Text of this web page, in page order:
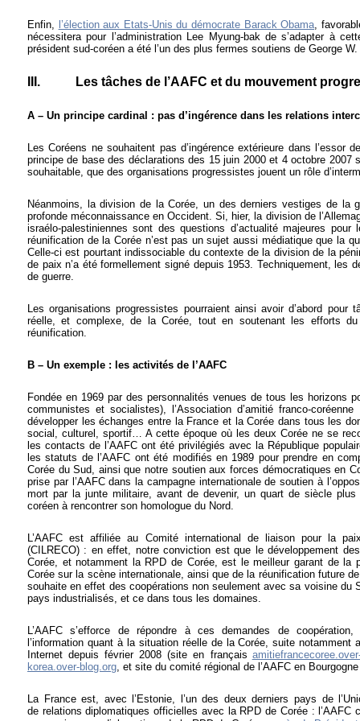
Enfin, l’élection aux Etats-Unis du démocrate Barack Obama ,
nécessitera pour l’administration Lee Myung-bak de s’adapter à
président sud-coréen a été l’un des plus fermes soutiens de George
III. Les tâches de l’AAFC et du mouvement
A – Un principe cardinal : pas d’ingérence dans les relations
Les Coréens ne souhaitent pas d’ingérence extérieure dans l’essor
principe de base des déclarations des 15 juin 2000 et 4 octobre 2007
souhaitable, que des organisations progressistes jouent un rôle
Néanmoins, la division de la Corée, un des derniers vestiges de la
profonde méconnaissance en Occident. Si, hier, la division de
israélo-palestiniennes sont des questions d’actualité majeures
réunification de la Corée n’est pas un sujet aussi médiatique que la
Celle-ci est pourtant indissociable du contexte de la division de la
de paix n’a été formellement signé depuis 1953. Techniquement, les
de guerre.
Les organisations progressistes pourraient ainsi avoir d’abord pour
réelle, et complexe, de la Corée, tout en soutenant les efforts
réunification.
B – Un exemple : les activités de l’AAFC
Fondée en 1969 par des personnalités venues de tous les horizons
communistes et socialistes), l’Association d’amitié franco-
développer les échanges entre la France et la Corée dans tous les
social, culturel, sportif… A cette époque où les deux Corée ne se
les contacts de l’AAFC ont été privilégiés avec la République
les statuts de l’AAFC ont été modifiés en 1989 pour prendre en
Corée du Sud, ainsi que notre soutien aux forces démocratiques en
prise par l’AAFC dans la campagne internationale de soutien à
mort par la junte militaire, avant de devenir, un quart de siècle
coréen à rencontrer son homologue du Nord.
L’AAFC est affiliée au Comité international de liaison pour la
(CILRECO) : en effet, notre conviction est que le développement
Corée, et notamment la RPD de Corée, est le meilleur garant de la
Corée sur la scène internationale, ainsi que de la réunification future
souhaite en effet des coopérations non seulement avec sa voisine du
pays industrialisés, et ce dans tous les domaines.
L’AAFC s’efforce de répondre à ces demandes de
l’information quant à la situation réelle de la Corée, suite notamment
Internet depuis février 2008 (site en français
korea.over-blog.org , et site du comité régional de l’AAFC en
La France est, avec l’Estonie, l’un des deux derniers pays de
de relations diplomatiques officielles avec la RPD de Corée : l’AAFC